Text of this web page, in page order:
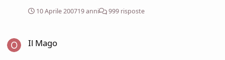
farai con un libro di 200 e passa incantesimi ti ritroverai
non vuoi che i tuoi PG barino allo stesso modo in cui
10 Aprile 200719 anni 999 risposte
Il Mago